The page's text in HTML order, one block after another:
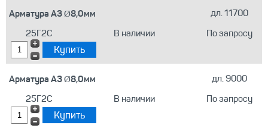
Арматура А3 Ø8,0мм
дл. 11700
25Г2С
В наличии По запросу
Арматура А3 Ø8,0мм
дл. 9000
25Г2С
В наличии По запросу